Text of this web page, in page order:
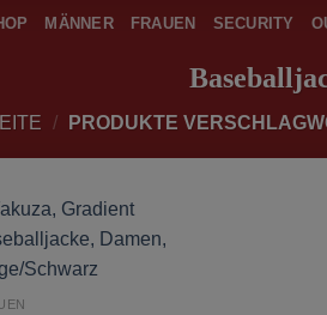
MÄNNER FRAUEN SECURITY
/ PRODUKTE
Wunschliste